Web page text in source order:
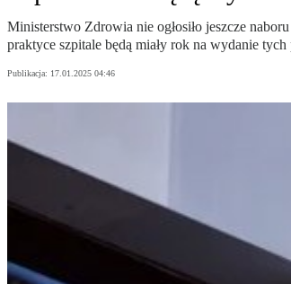
Ministerstwo Zdrowia nie ogłosiło jeszcze
praktyce szpitale będą miały rok na wydanie tych
Publikacja: 17.01.2025 04:46